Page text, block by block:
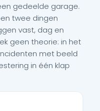
gedeelde garage.
twee dingen
vast, dag en
geen theorie: in het
met beeld
in één klap